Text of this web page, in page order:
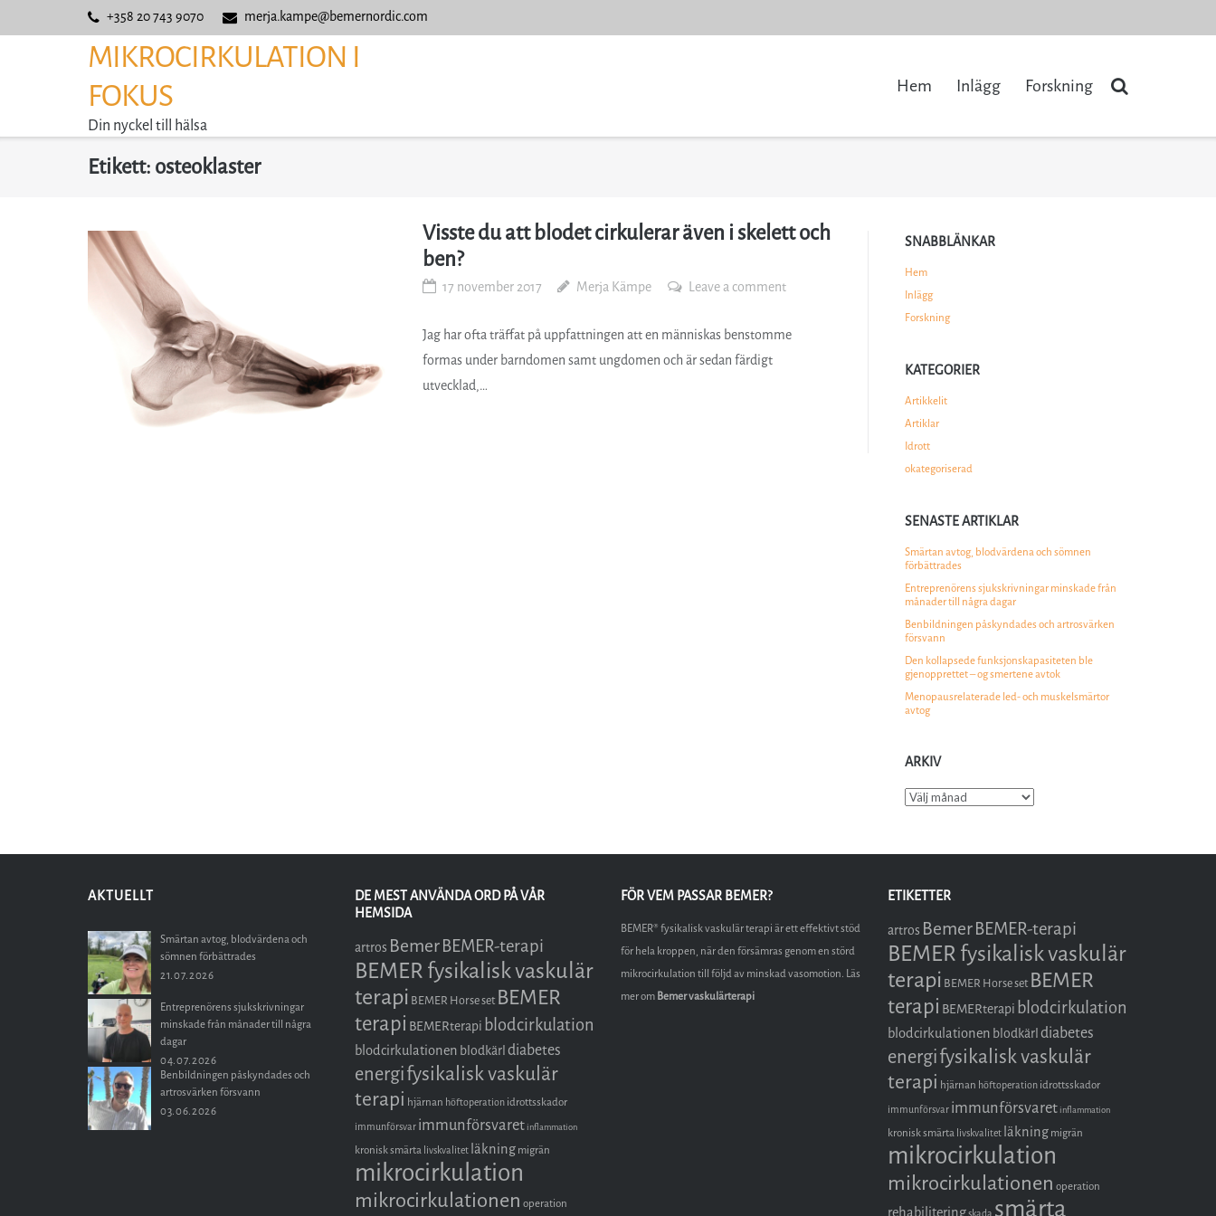
+358 20 743 9070 merja.kampe@bemernordic.com
MIKROCIRKULATION I
FOKUS
Din nyckel till hälsa
Hem Inlägg Forskning
Etikett: osteoklaster
Visste du att blodet cirkulerar även i skelett och
ben?
17 november 2017 Merja Kämpe Leave a comment
Jag har ofta träffat på uppfattningen att en människas benstomme
formas under barndomen samt ungdomen och är sedan färdigt
utvecklad,…
SNABBLÄNKAR
Hem
Inlägg
Forskning
KATEGORIER
Artikkelit
Artiklar
Idrott
okategoriserad
SENASTE ARTIKLAR
Smärtan avtog, blodvärdena och sömnen
förbättrades
Entreprenörens sjukskrivningar minskade från
månader till några dagar
Benbildningen påskyndades och artrosvärken
försvann
Den kollapsede funksjonskapasiteten ble
gjenopprettet – og smertene avtok
Menopausrelaterade led- och muskelsmärtor
avtog
ARKIV
Arkiv
AKTUELLT
Smärtan avtog, blodvärdena och
sömnen förbättrades
21.07.2026
Entreprenörens sjukskrivningar
minskade från månader till några
dagar
04.07.2026
Benbildningen påskyndades och
artrosvärken försvann
03.06.2026
DE MEST ANVÄNDA ORD PÅ VÅR
HEMSIDA
artros BemerBEMER-terapi
BEMER fysikalisk vaskulär
terapi BEMER Horse set BEMER
terapi BEMERterapi blodcirkulation
blodcirkulationen blodkärldiabetes
energifysikalisk vaskulär
terapi hjärnan höftoperation idrottsskador
immunförsvar immunförsvaret inflammation
kronisk smärta livskvalitet läkning migrän
mikrocirkulation
mikrocirkulationen operation
FÖR VEM PASSAR BEMER?
BEMER® fysikalisk vaskulär terapi är ett effektivt stöd
för hela kroppen, när den försämras genom en störd
mikrocirkulation till följd av minskad vasomotion. Läs
mer omBemer vaskulärterapi
ETIKETTER
artros BemerBEMER-terapi
BEMER fysikalisk vaskulär
terapi BEMER Horse set BEMER
terapi BEMERterapi blodcirkulation
blodcirkulationen blodkärldiabetes
energifysikalisk vaskulär
terapi hjärnan höftoperation idrottsskador
immunförsvar immunförsvaret inflammation
kronisk smärta livskvalitet läkningmigrän
mikrocirkulation
mikrocirkulationen operation
smärta